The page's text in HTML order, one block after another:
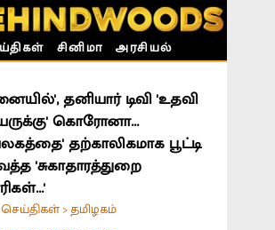
சினிமா அரசியல்
தனியார் டிவி 'உதவி
கொரோனா...
தற்காலிகமாக பூட்டி
'சுகாதாரத்துறை
செய்திகள் >தமிழகம்